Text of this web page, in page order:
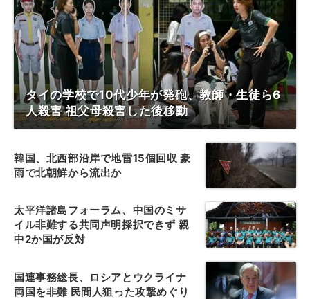
タイの学校で10代少年が発砲、教師・生徒ら6
人殺害 祖父母殺害した後移動
韓国、北西部沿岸で地雷15個回収 豪
雨で北朝鮮から流出か
太平洋諸島フォーラム、中国のミサ
イル非難する共同声明採択できず 親
中2か国が反対
国連事務総長、ロシアとウクライナ
両国を非難 民間人狙った攻撃めぐり